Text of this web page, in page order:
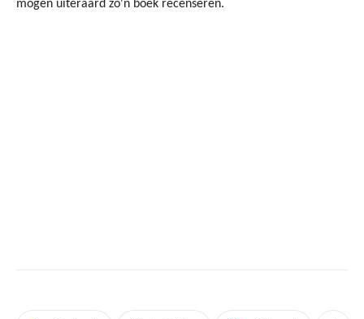
mogen uiteraard zo'n boek recenseren.